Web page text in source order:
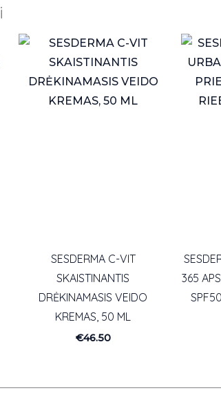
SESDERMA C-VIT
SKAISTINANTIS
DRĖKINAMASIS VEIDO
KREMAS, 50 ML
€46.50
365